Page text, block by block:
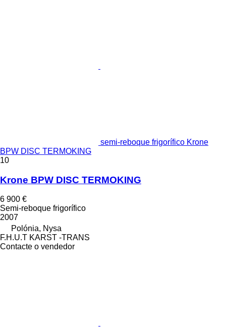
semi-reboque frigorífico Krone
BPW DISC TERMOKING
10
Krone BPW DISC TERMOKING
6 900 €
Semi-reboque frigorífico
2007
Polónia, Nysa
F.H.U.T KARST -TRANS
Contacte o vendedor